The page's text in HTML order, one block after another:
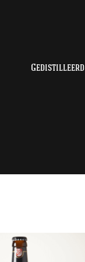
Gedistilleerd